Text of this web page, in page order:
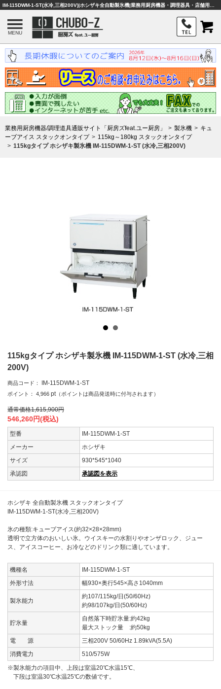
MENU
業務用厨房機器/調理道具通販サイト「厨房ズfeat.ユー厨房」 製氷機
キュ
ーブアイス スタックオンタイプ
115kg～180kg スタックオンタイプ
115kgタイプ ホシザキ製氷機 IM-115DWM-1-ST (水冷,三相200V)
115kgタイプ ホシザキ製氷機 IM-115DWM-1-ST (水冷,三相
200V)
商品コード： IM-115DWM-1-ST
ポイント： 4,966 pt （ポイントは商品発送時に付与されます）
通常価格1,615,900円
546,260円(税込)
型番
IM-115DWM-1-ST
メーカー
ホシザキ
サイズ
930*545*1040
承認図
承認図を表示
ホシザキ 全自動製氷機 スタックオンタイプ
IM-115DWM-1-ST(水冷,三相200V)
氷の種類:キューブアイス(約32×28×28mm)
透明で立方体のおいしい氷。ウイスキーの水割りやオンザロック、ジュー
ス、アイスコーヒー、お冷などのドリンク類に適しています。
機種名
IM-115DWM-1-ST
外形寸法
幅930×奥行545×高さ1040mm
製氷能力
約107/115kg/日(50/60Hz)
約98/107kg/日(50/60Hz)
貯氷量
自然落下時貯氷量:約42kg
最大ストック量 :約50kg
電 源
三相200V 50/60Hz 1.89kVA(5.5A)
消費電力
510/575W
※製氷能力の項目中、上段は室温20℃水温15℃、
下段は室温30℃水温25℃の数値です。